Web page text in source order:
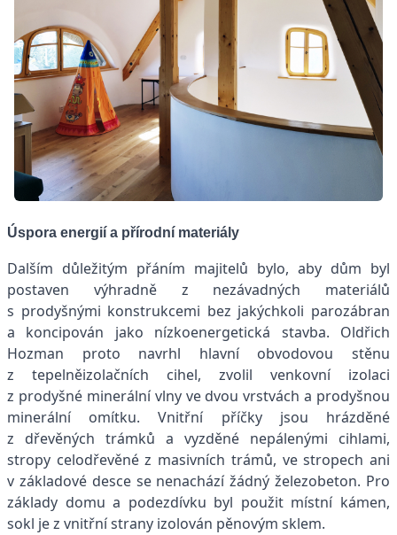
Úspora energií a přírodní materiály
Dalším důležitým přáním majitelů bylo, aby dům byl
postaven výhradně z nezávadných materiálů
s prodyšnými konstrukcemi bez jakýchkoli parozábran
a koncipován jako nízkoenergetická stavba. Oldřich
Hozman proto navrhl hlavní obvodovou stěnu
z tepelněizolačních cihel, zvolil venkovní izolaci
z prodyšné minerální vlny ve dvou vrstvách a prodyšnou
minerální omítku. Vnitřní příčky jsou hrázděné
z dřevěných trámků a vyzděné nepálenými cihlami,
stropy celodřevěné z masivních trámů, ve stropech ani
v základové desce se nenachází žádný železobeton. Pro
základy domu a podezdívku byl použit místní kámen,
sokl je z vnitřní strany izolován pěnovým sklem.